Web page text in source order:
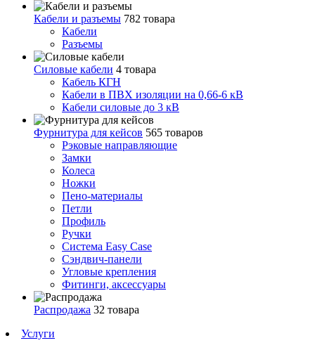
Кабели и разъемы 782 товара
Кабели
Разъемы
Силовые кабели 4 товара
Кабель КГН
Кабели в ПВХ изоляции на 0,66-6 кВ
Кабели силовые до 3 кВ
Фурнитура для кейсов 565 товаров
Рэковые направляющие
Замки
Колеса
Ножки
Пено-материалы
Петли
Профиль
Ручки
Система Easy Case
Сэндвич-панели
Угловые крепления
Фитинги, аксессуары
Распродажа 32 товара
Услуги